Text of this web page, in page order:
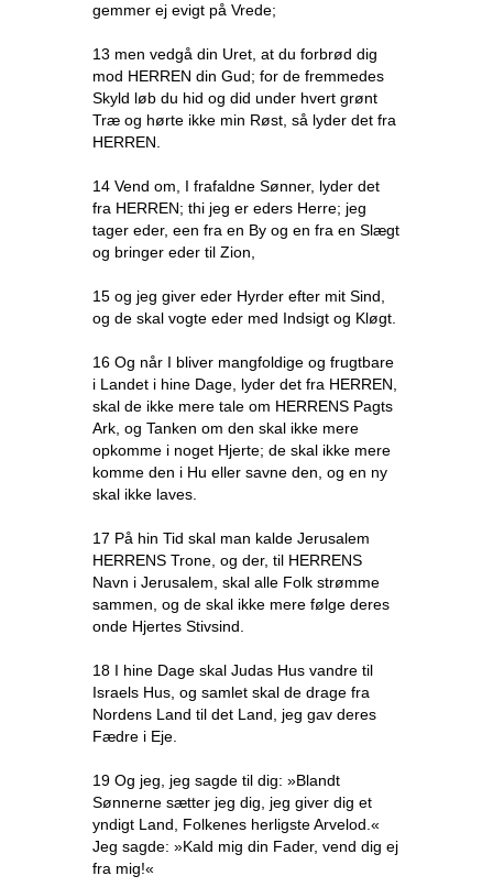
gemmer ej evigt på Vrede;
13 men vedgå din Uret, at du forbrød dig
mod HERREN din Gud; for de fremmedes
Skyld løb du hid og did under hvert grønt
Træ og hørte ikke min Røst, så lyder det fra
HERREN.
14 Vend om, I frafaldne Sønner, lyder det
fra HERREN; thi jeg er eders Herre; jeg
tager eder, een fra en By og en fra en Slægt
og bringer eder til Zion,
15 og jeg giver eder Hyrder efter mit Sind,
og de skal vogte eder med Indsigt og Kløgt.
16 Og når I bliver mangfoldige og frugtbare
i Landet i hine Dage, lyder det fra HERREN,
skal de ikke mere tale om HERRENS Pagts
Ark, og Tanken om den skal ikke mere
opkomme i noget Hjerte; de skal ikke mere
komme den i Hu eller savne den, og en ny
skal ikke laves.
17 På hin Tid skal man kalde Jerusalem
HERRENS Trone, og der, til HERRENS
Navn i Jerusalem, skal alle Folk strømme
sammen, og de skal ikke mere følge deres
onde Hjertes Stivsind.
18 I hine Dage skal Judas Hus vandre til
Israels Hus, og samlet skal de drage fra
Nordens Land til det Land, jeg gav deres
Fædre i Eje.
19 Og jeg, jeg sagde til dig: »Blandt
Sønnerne sætter jeg dig, jeg giver dig et
yndigt Land, Folkenes herligste Arvelod.«
Jeg sagde: »Kald mig din Fader, vend dig ej
fra mig!«